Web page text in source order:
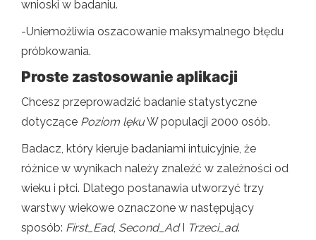
wnioski w badaniu.
-Uniemożliwia oszacowanie maksymalnego błędu
próbkowania.
Proste zastosowanie aplikacji
Chcesz przeprowadzić badanie statystyczne
dotyczące Poziom lękuW populacji 2000 osób.
Badacz, który kieruje badaniami intuicyjnie, że
różnice w wynikach należy znaleźć w zależności od
wieku i płci. Dlatego postanawia utworzyć trzy
warstwy wiekowe oznaczone w następujący
sposób: First_Ead, Second_AdI Trzeci_ad.